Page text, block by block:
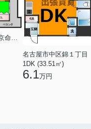
名古屋市中区錦１丁目
1DK (33.51㎡)
6.1万円